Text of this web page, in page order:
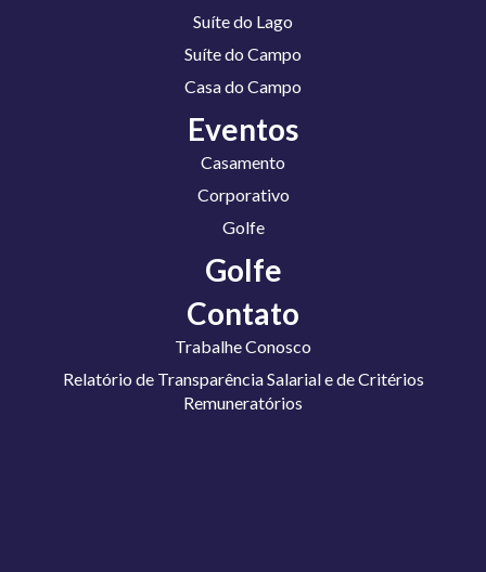
Suíte do Lago
Suíte do Campo
Casa do Campo
Eventos
Casamento
Corporativo
Golfe
Golfe
Contato
Trabalhe Conosco
Relatório de Transparência Salarial e de Critérios
Remuneratórios